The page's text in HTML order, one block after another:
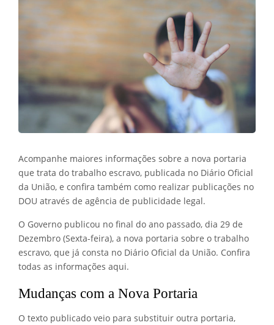
Acompanhe maiores informações sobre a nova portaria
que trata do trabalho escravo, publicada no Diário Oficial
da União, e confira também como realizar publicações no
DOU através de agência de publicidade legal.
O Governo publicou no final do ano passado, dia 29 de
Dezembro (Sexta-feira), a nova portaria sobre o trabalho
escravo, que já consta no Diário Oficial da União. Confira
todas as informações aqui.
Mudanças com a Nova Portaria
O texto publicado veio para substituir outra portaria,